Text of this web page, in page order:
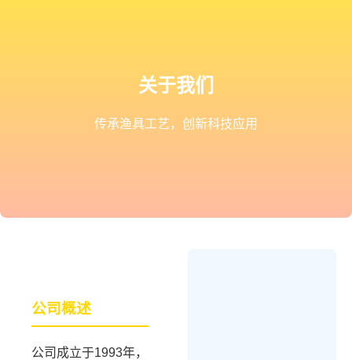
关于我们
传承渔具工艺，创新科技应用
公司概述
公司成立于1993年，